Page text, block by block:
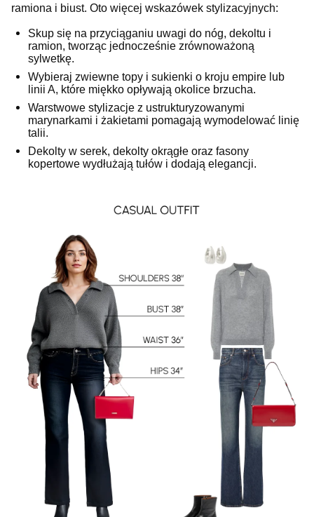
ramiona i biust. Oto więcej wskazówek stylizacyjnych:
Skup się na przyciąganiu uwagi do nóg, dekoltu i
ramion, tworząc jednocześnie zrównoważoną
sylwetkę.
Wybieraj zwiewne topy i sukienki o kroju empire lub
linii A, które miękko opływają okolice brzucha.
Warstwowe stylizacje z ustrukturyzowanymi
marynarkami i żakietami pomagają wymodelować linię
talii.
Dekolty w serek, dekolty okrągłe oraz fasony
kopertowe wydłużają tułów i dodają elegancji.